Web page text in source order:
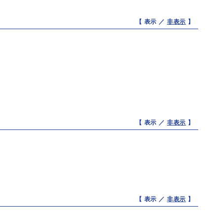
【 表示 ／ 非表示 】
【 表示 ／ 非表示 】
【 表示 ／ 非表示 】